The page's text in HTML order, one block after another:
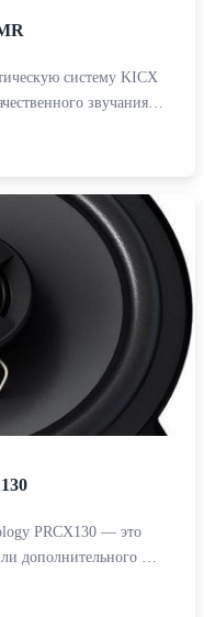
систему KICX
звучания…
PRCX130 — это
дополнительного …